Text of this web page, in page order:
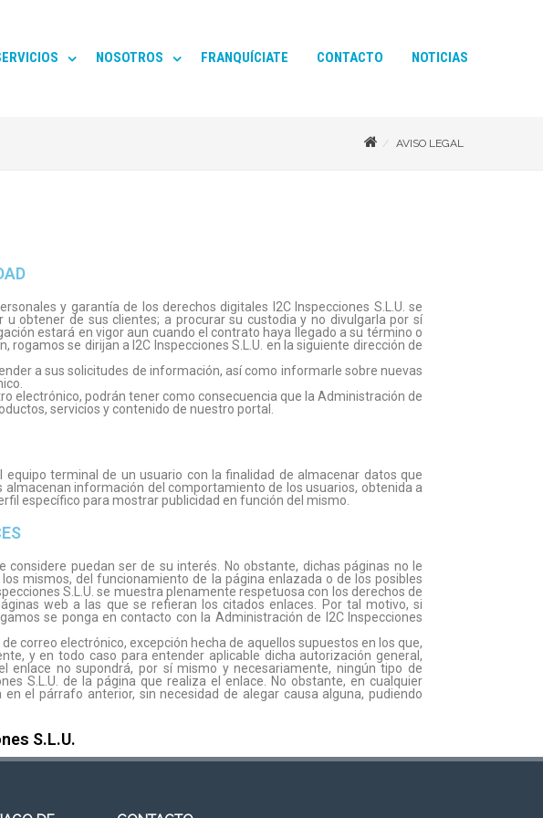
NOSOTROS FRANQUÍCIATE CONTACTO NOTICIAS
AVISO LEGAL
y garantía de los derechos digitales I2C Inspecciones S.L.U. se
obtener de sus clientes; a procurar su custodia y no divulgarla por sí
estará en vigor aun cuando el contrato haya llegado a su término o
se dirijan a I2C Inspecciones S.L.U. en la siguiente dirección de
a sus solicitudes de información, así como informarle sobre nuevas
electrónico, podrán tener como consecuencia que la Administración de
servicios y contenido de nuestro portal.
terminal de un usuario con la finalidad de almacenar datos que
información del comportamiento de los usuarios, obtenida a
específico para mostrar publicidad en función del mismo.
considere puedan ser de su interés. No obstante, dichas páginas no le
mismos, del funcionamiento de la página enlazada o de los posibles
S.L.U. se muestra plenamente respetuosa con los derechos de
web a las que se refieran los citados enlaces. Por tal motivo, si
se ponga en contacto con la Administración de I2C Inspecciones
correo electrónico, excepción hecha de aquellos supuestos en los que,
y en todo caso para entender aplicable dicha autorización general,
enlace no supondrá, por sí mismo y necesariamente, ningún tipo de
S.L.U. de la página que realiza el enlace. No obstante, en cualquier
el párrafo anterior, sin necesidad de alegar causa alguna, pudiendo
S.L.U.